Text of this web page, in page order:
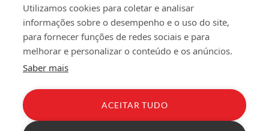
Utilizamos cookies para coletar e analisar
informações sobre o desempenho e o uso do site,
para fornecer funções de redes sociais e para
melhorar e personalizar o conteúdo e os anúncios.
Saber mais
ACEITAR TUDO
Rua de Outeiro nº 2132
4760-312 Vila Nova de Famalicão
Política de PrivacidadeCondições GeraisLivro de Reclamações